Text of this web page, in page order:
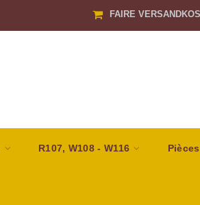
FAIRE
R107, W108 - W116